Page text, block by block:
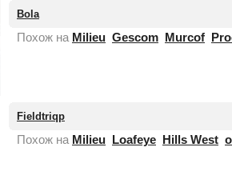
контракт с...
Bola
Похож на Milieu Gescom Murcof
Fieldtriqp
Похож на Milieu Loafeye Hills West